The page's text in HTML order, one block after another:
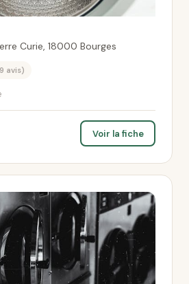
Curie, 18000 Bourges
avis)
Voir la fiche